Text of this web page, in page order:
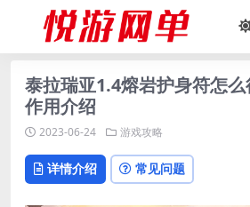
泰拉瑞亚1.4熔岩护身符怎
作用介绍
2023-06-24 游戏攻略
详情介绍 常见问题